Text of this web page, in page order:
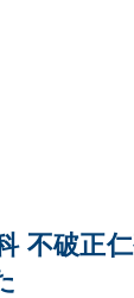
不破正